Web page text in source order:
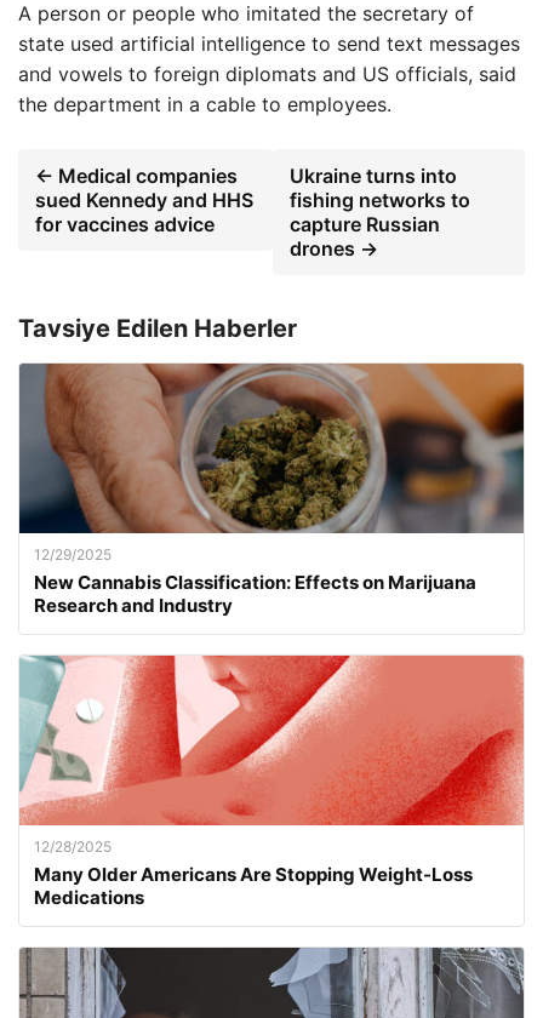
A person or people who imitated the secretary of
state used artificial intelligence to send text messages
and vowels to foreign diplomats and US officials, said
the department in a cable to employees.
← Medical companies
sued Kennedy and HHS
for vaccines advice
Ukraine turns into
fishing networks to
capture Russian
drones →
Tavsiye Edilen Haberler
12/29/2025
New Cannabis Classification: Effects on Marijuana
Research and Industry
12/28/2025
Many Older Americans Are Stopping Weight-Loss
Medications